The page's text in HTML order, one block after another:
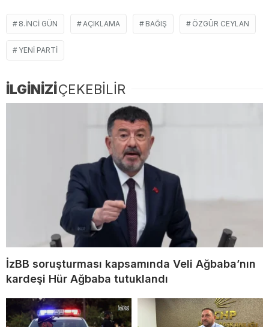
8.INCI GÜN AÇIKLAMA BAĞIŞ ÖZGÜR CEYLAN
YENI PARTI
İLGİNİZİÇEKEBİLİR
İzBB soruşturması kapsamında Veli Ağbaba’nın
kardeşi Hür Ağbaba tutuklandı